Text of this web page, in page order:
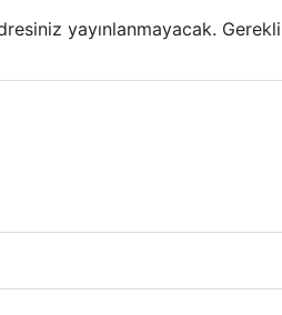
yayınlanmayacak.